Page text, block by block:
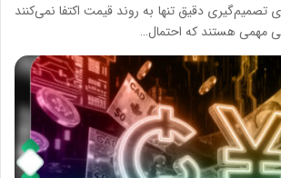
تصمیم‌گیری دقیق تنها به روند قیمت اکتفا نمی‌کنند
مهمی هستند که احتمال…